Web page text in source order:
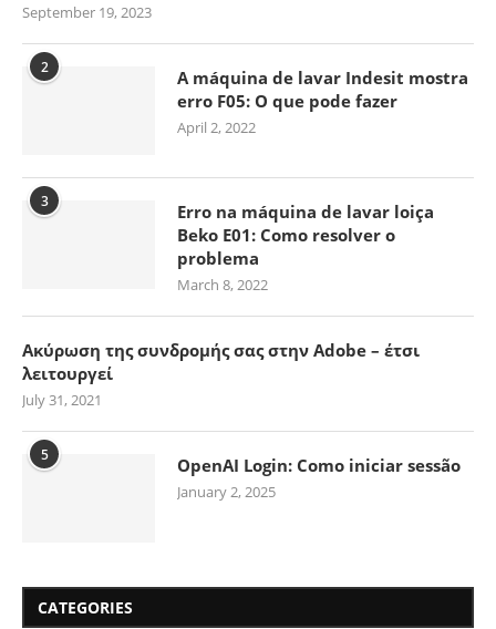
September 19, 2023
2
A máquina de lavar Indesit mostra
erro F05: O que pode fazer
April 2, 2022
3
Erro na máquina de lavar loiça
Beko E01: Como resolver o
problema
March 8, 2022
Ακύρωση της συνδρομής σας στην Adobe – έτσι
λειτουργεί
July 31, 2021
5 OpenAI Login: Como iniciar sessão
January 2, 2025
CATEGORIES